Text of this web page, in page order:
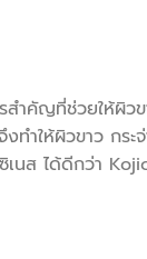
สำคัญที่ช่วยให้
ำให้ผิวขาว ก
นส ได้ดีกว่า